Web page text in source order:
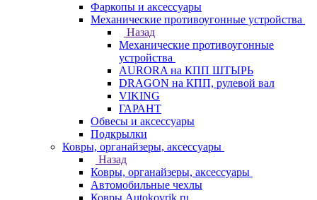
Фаркопы и аксессуары
Механические противоугонные устройства
Назад
Механические противоугонные
устройства
AURORA на КПП ШТЫРЬ
DRAGON на КПП, рулевой вал
VIKING
ГАРАНТ
Обвесы и аксессуары
Подкрылки
Ковры, органайзеры, аксессуары
Назад
Ковры, органайзеры, аксессуары
Автомобильные чехлы
Ковры Autokovrik.ru